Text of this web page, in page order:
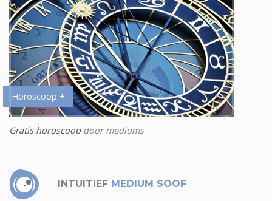
Horoscoop +
Gratis horoscoopdoor mediums
INTUITIEF MEDIUM SOOF